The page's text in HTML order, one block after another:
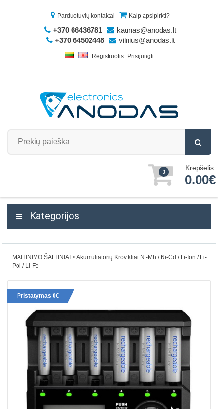
Parduotuvių kontaktai Kaip apsipirkti?
+370 66436781
kaunas@anodas.lt
+370 64502448
vilnius@anodas.lt
Registruotis Prisijungti
0 Krepšelis:
0.00€
Kategorijos
MAITINIMO ŠALTINIAI
Akumuliatorių Krovikliai Ni-Mh / Ni-Cd / Li-Ion / Li-
Pol / Li-Fe
Pristatymas 0€